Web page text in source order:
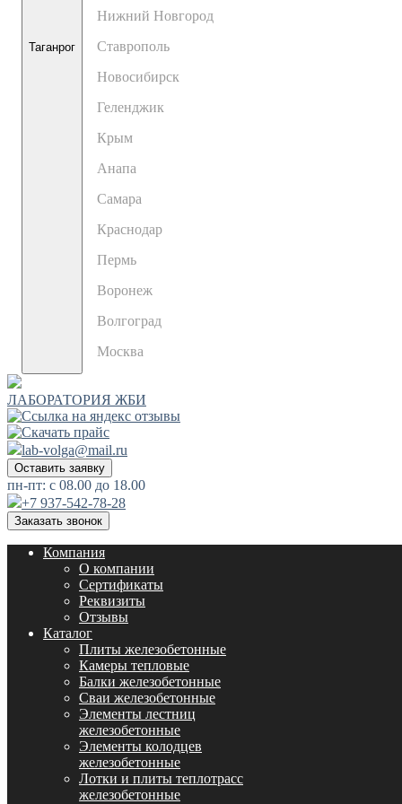
Таганрог
Нижний Новгород
Ставрополь
Новосибирск
Геленджик
Крым
Анапа
Самара
Краснодар
Пермь
Воронеж
Волгоград
Москва
ЛАБОРАТОРИЯ ЖБИ
lab-volga@mail.ru
Оставить заявку
пн-пт: с 08.00 до 18.00
+7 937-542-78-28
Заказать звонок
Компания
О компании
Сертификаты
Реквизиты
Отзывы
Каталог
Плиты железобетонные
Камеры тепловые
Балки железобетонные
Сваи железобетонные
Элементы лестниц
железобетонные
Элементы колодцев
железобетонные
Лотки и плиты теплотрасс
железобетонные